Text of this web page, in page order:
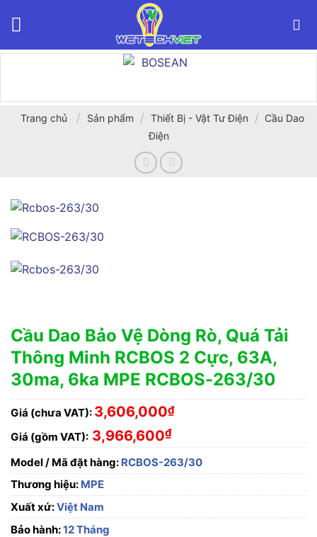
Trang chủ / Sản phẩm / Thiết Bị - Vật Tư Điện / Cầu Dao
Điện
Cầu Dao Bảo Vệ Dòng Rò, Quá Tải
Thông Minh RCBOS 2 Cực, 63A,
30ma, 6ka MPE RCBOS-263/30
Giá (chưa VAT): 3,606,000₫
Giá (gồm VAT): 3,966,600₫
Model / Mã đặt hàng: RCBOS-263/30
Thương hiệu: MPE
Xuất xứ:Việt Nam
Bảo hành:12 Tháng